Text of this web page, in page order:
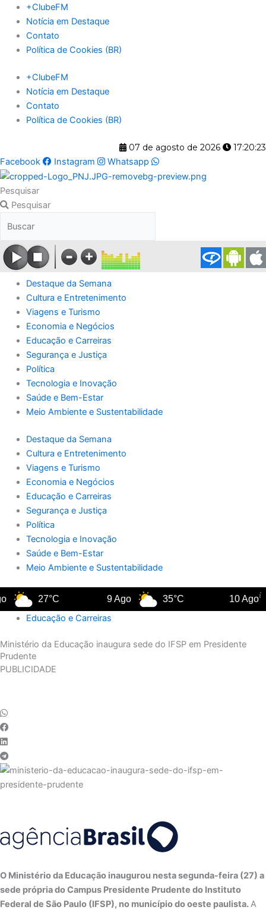
para
conteúdo
+ClubeFM
Notícia em Destaque
Contato
Política de Cookies (BR)
+ClubeFM
Notícia em Destaque
Contato
Política de Cookies (BR)
07 de agosto de 2026
17:20:23
Facebook
Instagram Whatsapp
Pesquisar
Pesquisar
Destaque da Semana
Cultura e Entretenimento
Viagens e Turismo
Economia e Negócios
Educação e Carreiras
Segurança e Justiça
Política
Tecnologia e Inovação
Saúde e Bem-Estar
Meio Ambiente e Sustentabilidade
Destaque da Semana
Cultura e Entretenimento
Viagens e Turismo
Economia e Negócios
Educação e Carreiras
Segurança e Justiça
Política
Tecnologia e Inovação
Saúde e Bem-Estar
Meio Ambiente e Sustentabilidade
27°C 9 Ago 35°C 10 Ago
Educação e Carreiras
Ministério da Educação inaugura sede do IFSP em Presidente
Prudente
PUBLICIDADE
O Ministério da Educação inaugurou nesta segunda-feira (27) a
sede própria do Campus Presidente Prudente do Instituto
Federal de São Paulo (IFSP), no município do oeste paulista.A